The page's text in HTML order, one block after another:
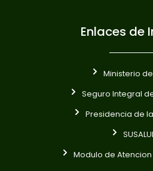
Enlaces de
Ministerio
Seguro Integral
Presidencia de
Modulo de